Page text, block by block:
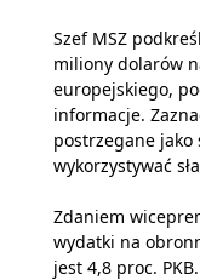
Szef MSZ
miliony dolarów
europejskiego,
informacje.
postrzegane jako
wykorzystywać
Zdaniem
wydatki na
jest 4,8 proc. PKB.